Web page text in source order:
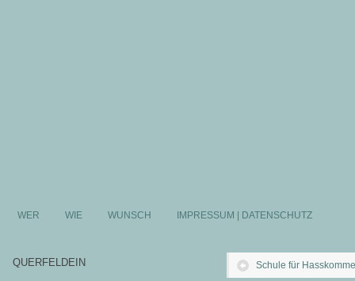
WER WIE WUNSCH IMPRESSUM | DATENSCHUTZ
Schule für
QUERFELDEIN